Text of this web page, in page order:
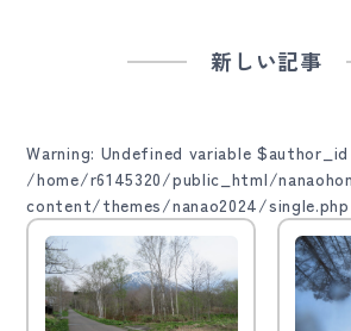
新しい記事
Warning: Undefined variable $author_id
/home/r6145320/public_html/
content/themes/nanao2024/single.php